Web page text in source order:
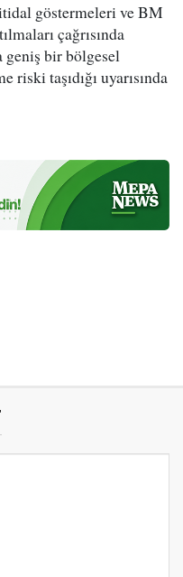
göstermeleri ve BM
çağrısında
geniş bir bölgesel
riski taşıdığı uyarısında